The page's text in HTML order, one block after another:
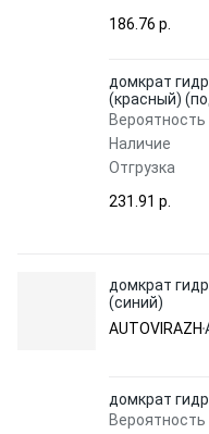
186.76 p.
домкрат
(красный)
Вероятность
Наличие
Отгрузка
231.91 p.
домкрат
(синий)
AUTOVIRAZH
домкрат
Вероятность